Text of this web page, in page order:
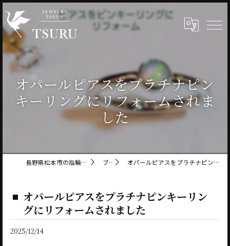
オパールピアスをプラチナピン
キーリングにリフォームされま
した
長野県松本市の指輪ならジュエリーサロン鶴 ブログ オパールピアスをプラチナピンキーリングにリフォームされました
オパールピアスをプラチナピンキーリン
グにリフォームされました
2025/12/14